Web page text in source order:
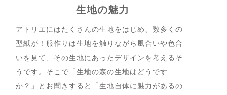
生地の魅力
アトリエにはたくさんの生地をはじめ、数多くの
型紙が！服作りは生地を触りながら風合いや色合
いを見て、その生地にあったデザインを考えるそ
うです。そこで「生地の森の生地はどうです
か？」とお聞きすると「生地自体に魅力があるの